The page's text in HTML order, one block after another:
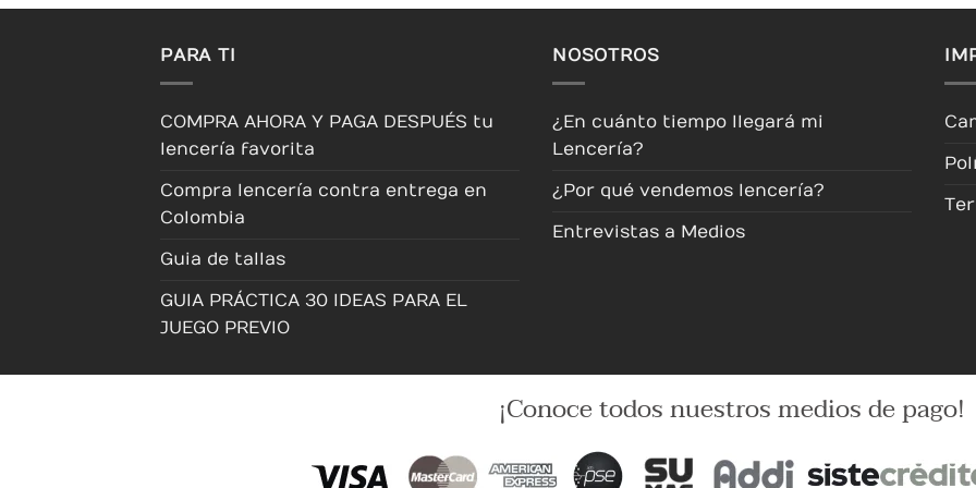
en
producto
en
producto
PARA TI
COMPRA AHORA Y PAGA DESPUÉS tu
lencería favorita
Compra lencería contra entrega en
Colombia
Guia de tallas
GUIA PRÁCTICA 30 IDEAS PARA EL
JUEGO PREVIO
NOSOTROS
¿En cuánto tiempo llegará mi
Lencería?
¿Por qué vendemos lencería?
Entrevistas a Medios
¡Conoce todos nuestros medios de pago!